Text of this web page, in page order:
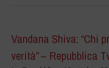
Vandana Shiva: “Chi
verità” – Repubblica